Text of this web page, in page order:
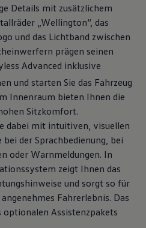
Details mit zusätzlichem
„Wellington“, das
und das Lichtband zwischen
prägen seinen
Advanced inklusive
und starten Sie das Fahrzeug
Innenraum bieten Ihnen die
Sitzkomfort.
dabei mit intuitiven, visuellen
der Sprachbedienung, bei
oder Warnmeldungen. In
zeigt Ihnen das
und sorgt so für
Fahrerlebnis. Das
Assistenzpakets